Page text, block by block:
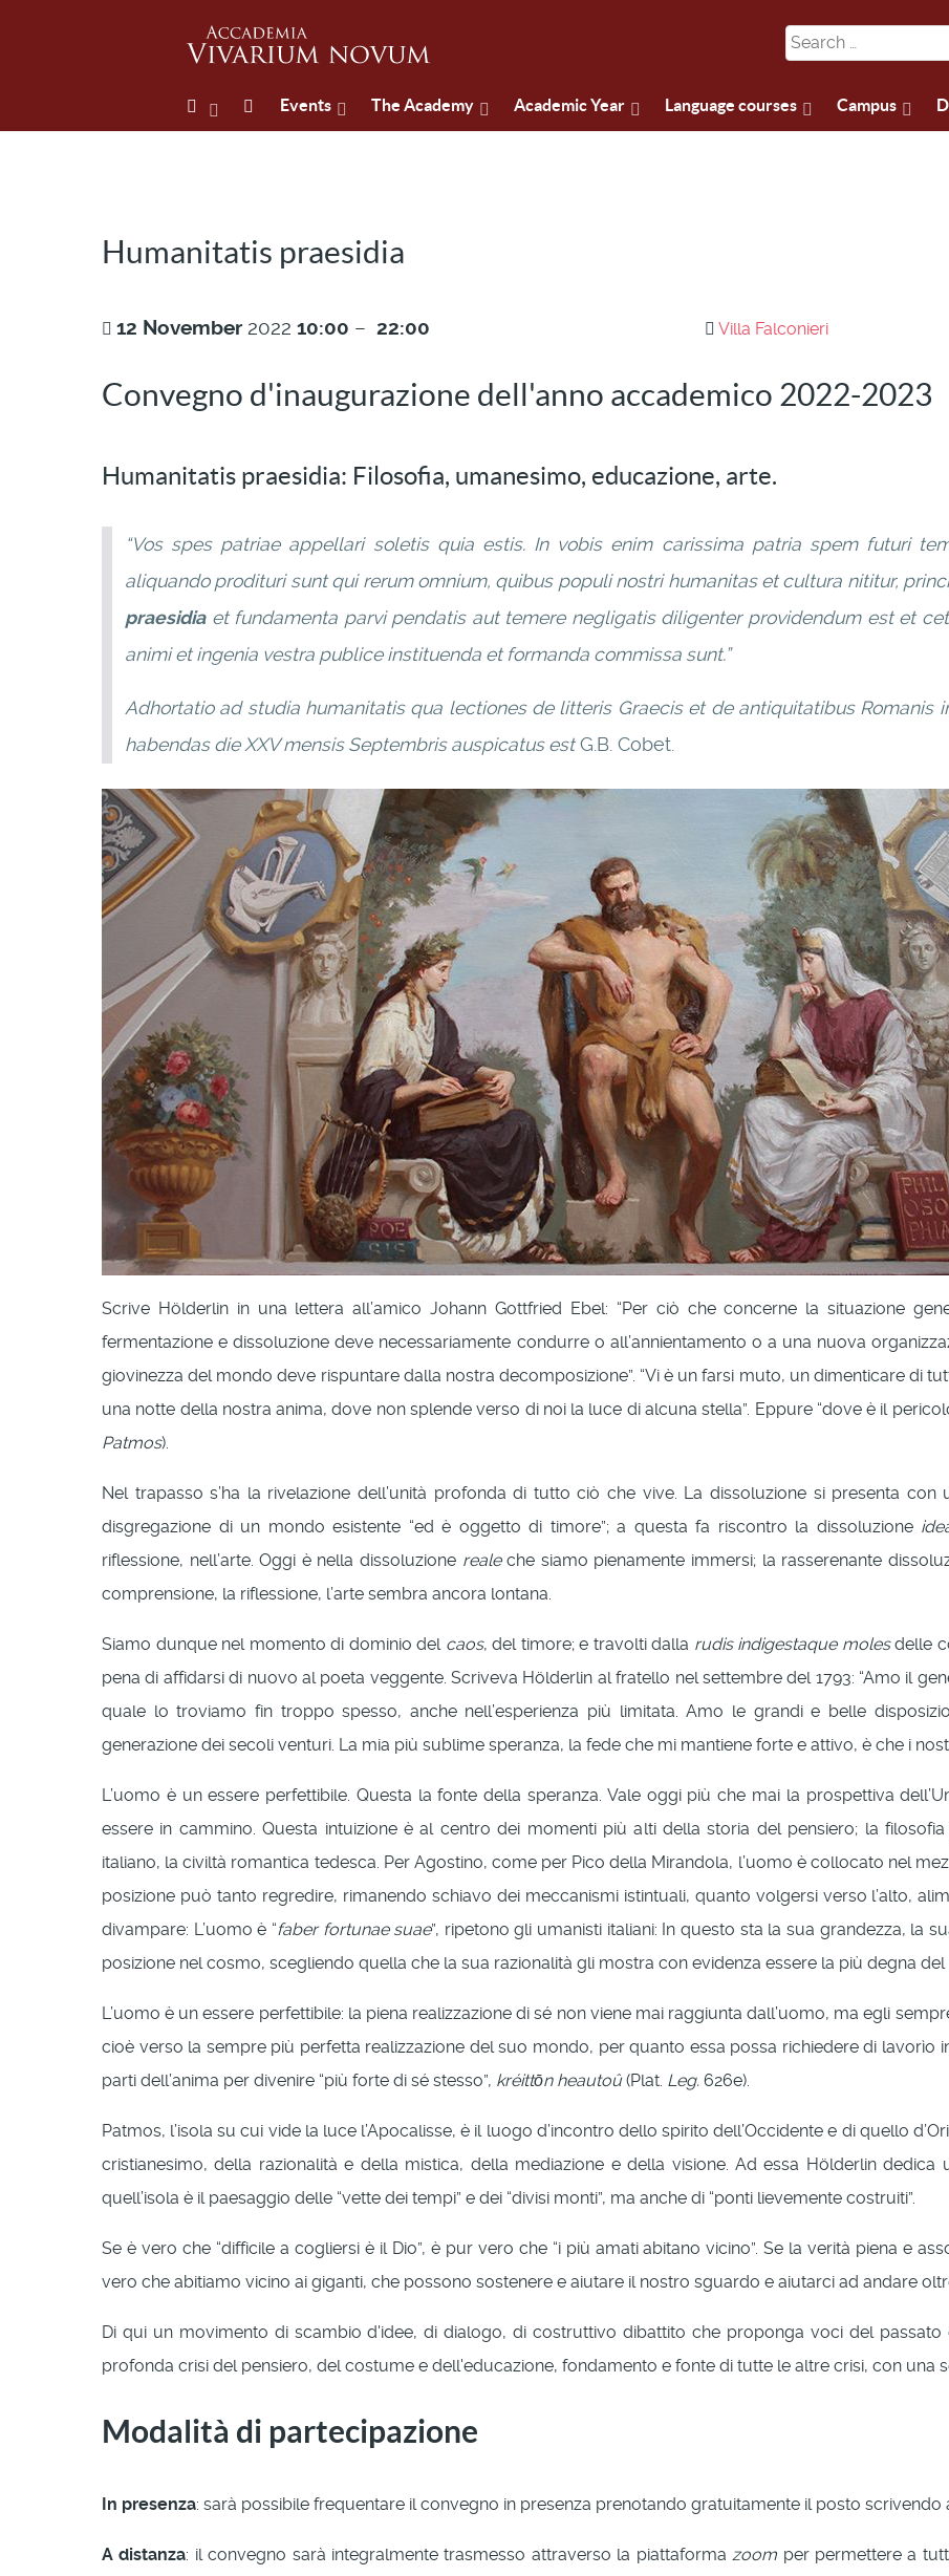
Events The Academy Academic Year Language courses Campus
Humanitatis praesidia
12 November 2022 10:00 – 22:00 Villa Falconieri
Convegno d'inaugurazione dell'anno accademico 2022-2023
Humanitatis praesidia: Filosofia, umanesimo, educazione, arte.
“Vos spes patriae appellari soletis quia estis. In vobis enim carissima patria spem futuri
aliquando prodituri sunt qui rerum omnium, quibus populi nostri humanitas et cultura nititur,
praesidiaet fundamenta parvi pendatis aut temere negligatis diligenter providendum est et
animi et ingenia vestra publice instituenda et formanda commissa sunt.”
Adhortatio ad studia humanitatis qua lectiones de litteris Graecis et de antiquitatibus Romanis
habendas die XXV mensis Septembris auspicatus estG.B. Cobet.
Scrive Hölderlin in una lettera all’amico Johann Gottfried Ebel: “Per ciò che concerne la situazione
fermentazione e dissoluzione deve necessariamente condurre o all’annientamento o a una nuova
giovinezza del mondo deve rispuntare dalla nostra decomposizione”. “Vi è un farsi muto, un dimenticare di
una notte della nostra anima, dove non splende verso di noi la luce di alcuna stella”. Eppure “dove è il
Patmos).
Nel trapasso s’ha la rivelazione dell’unità profonda di tutto ciò che vive. La dissoluzione si presenta
disgregazione di un mondo esistente “ed è oggetto di timore”; a questa fa riscontro la dissoluzione
riflessione, nell’arte. Oggi è nella dissoluzione realeche siamo pienamente immersi; la rasserenante
comprensione, la riflessione, l’arte sembra ancora lontana.
Siamo dunque nel momento di dominio del caos, del timore; e travolti dalla rudis indigestaque molesdelle
pena di affidarsi di nuovo al poeta veggente. Scriveva Hölderlin al fratello nel settembre del 1793: “Amo il
quale lo troviamo fin troppo spesso, anche nell’esperienza più limitata. Amo le grandi e belle
generazione dei secoli venturi. La mia più sublime speranza, la fede che mi mantiene forte e attivo, è che i
L’uomo è un essere perfettibile. Questa la fonte della speranza. Vale oggi più che mai la prospettiva
essere in cammino. Questa intuizione è al centro dei momenti più alti della storia del pensiero; la filosofia
italiano, la civiltà romantica tedesca. Per Agostino, come per Pico della Mirandola, l’uomo è collocato nel
posizione può tanto regredire, rimanendo schiavo dei meccanismi istintuali, quanto volgersi verso l’alto,
divampare: L’uomo è “faber fortunae suae”, ripetono gli umanisti italiani: In questo sta la sua grandezza, la
posizione nel cosmo, scegliendo quella che la sua razionalità gli mostra con evidenza essere la più degna
L’uomo è un essere perfettibile: la piena realizzazione di sé non viene mai raggiunta dall’uomo, ma egli
cioè verso la sempre più perfetta realizzazione del suo mondo, per quanto essa possa richiedere di lavorìo
parti dell’anima per divenire “più forte di sé stesso”, kréittōn heautoû(Plat. Leg. 626e).
Patmos, l’isola su cui vide la luce l’Apocalisse, è il luogo d’incontro dello spirito dell’Occidente e di quello
cristianesimo, della razionalità e della mistica, della mediazione e della visione. Ad essa Hölderlin
quell’isola è il paesaggio delle “vette dei tempi” e dei “divisi monti”, ma anche di “ponti lievemente costruiti”.
Se è vero che “difficile a cogliersi è il Dio”, è pur vero che “i più amati abitano vicino”. Se la verità piena e
vero che abitiamo vicino ai giganti, che possono sostenere e aiutare il nostro sguardo e aiutarci ad andare
Di qui un movimento di scambio d'idee, di dialogo, di costruttivo dibattito che proponga voci del
profonda crisi del pensiero, del costume e dell'educazione, fondamento e fonte di tutte le altre crisi, con una
Modalità di partecipazione
In presenza: sarà possibile frequentare il convegno in presenza prenotando gratuitamente il posto scrivendo
A distanza: il convegno sarà integralmente trasmesso attraverso la piattaformazoom per permettere a